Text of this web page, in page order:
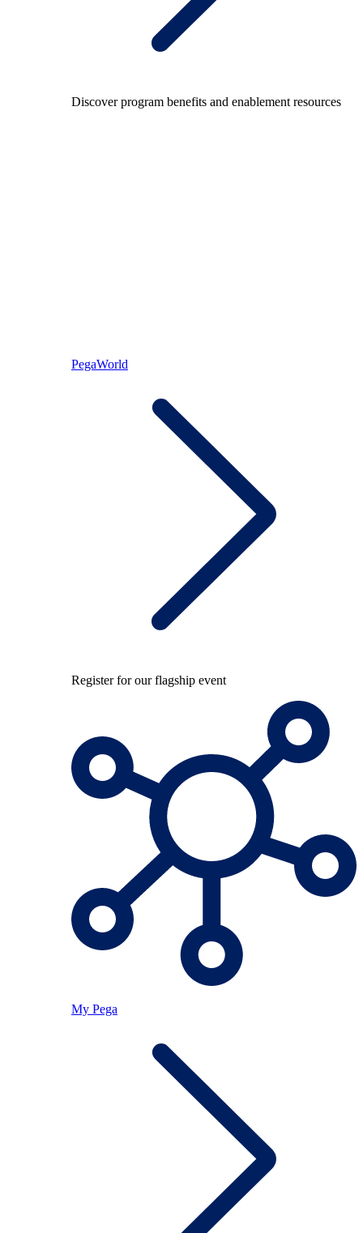
Discover program benefits and enablement resources
PegaWorld
Register for our flagship event
My Pega